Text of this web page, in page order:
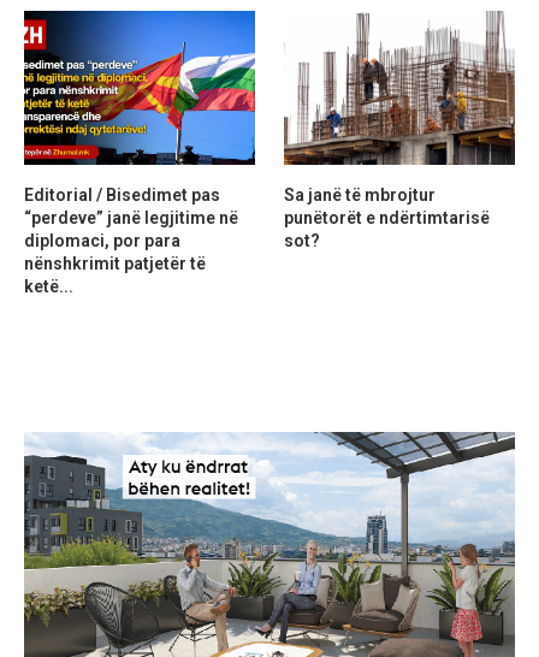
Editorial / Bisedimet pas
“perdeve” janë legjitime në
diplomaci, por para
nënshkrimit patjetër të
ketë...
Sa janë të mbrojtur
punëtorët e ndërtimtarisë
sot?